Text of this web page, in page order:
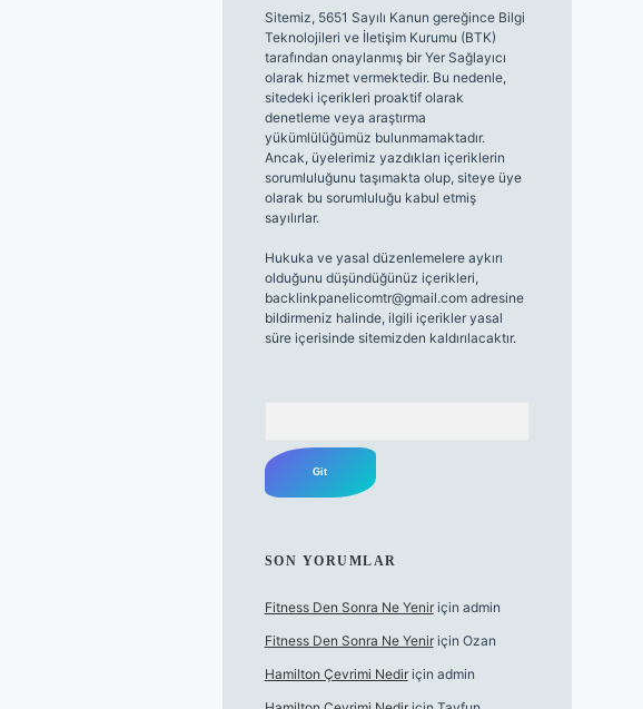
Sitemiz, 5651 Sayılı Kanun gereğince Bilgi
Teknolojileri ve İletişim Kurumu (BTK)
tarafından onaylanmış bir Yer Sağlayıcı
olarak hizmet vermektedir. Bu nedenle,
sitedeki içerikleri proaktif olarak
denetleme veya araştırma
yükümlülüğümüz bulunmamaktadır.
Ancak, üyelerimiz yazdıkları içeriklerin
sorumluluğunu taşımakta olup, siteye üye
olarak bu sorumluluğu kabul etmiş
sayılırlar.
Hukuka ve yasal düzenlemelere aykırı
olduğunu düşündüğünüz içerikleri,
backlinkpanelicomtr@gmail.comadresine
bildirmeniz halinde, ilgili içerikler yasal
süre içerisinde sitemizden kaldırılacaktır.
SON YORUMLAR
Fitness Den Sonra Ne Yeniriçin admin
Fitness Den Sonra Ne Yeniriçin Ozan
Hamilton Çevrimi Nediriçin admin